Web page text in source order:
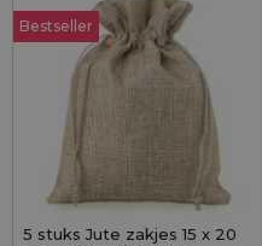
Bestseller
5 stuks Jute zakjes 15 x 20